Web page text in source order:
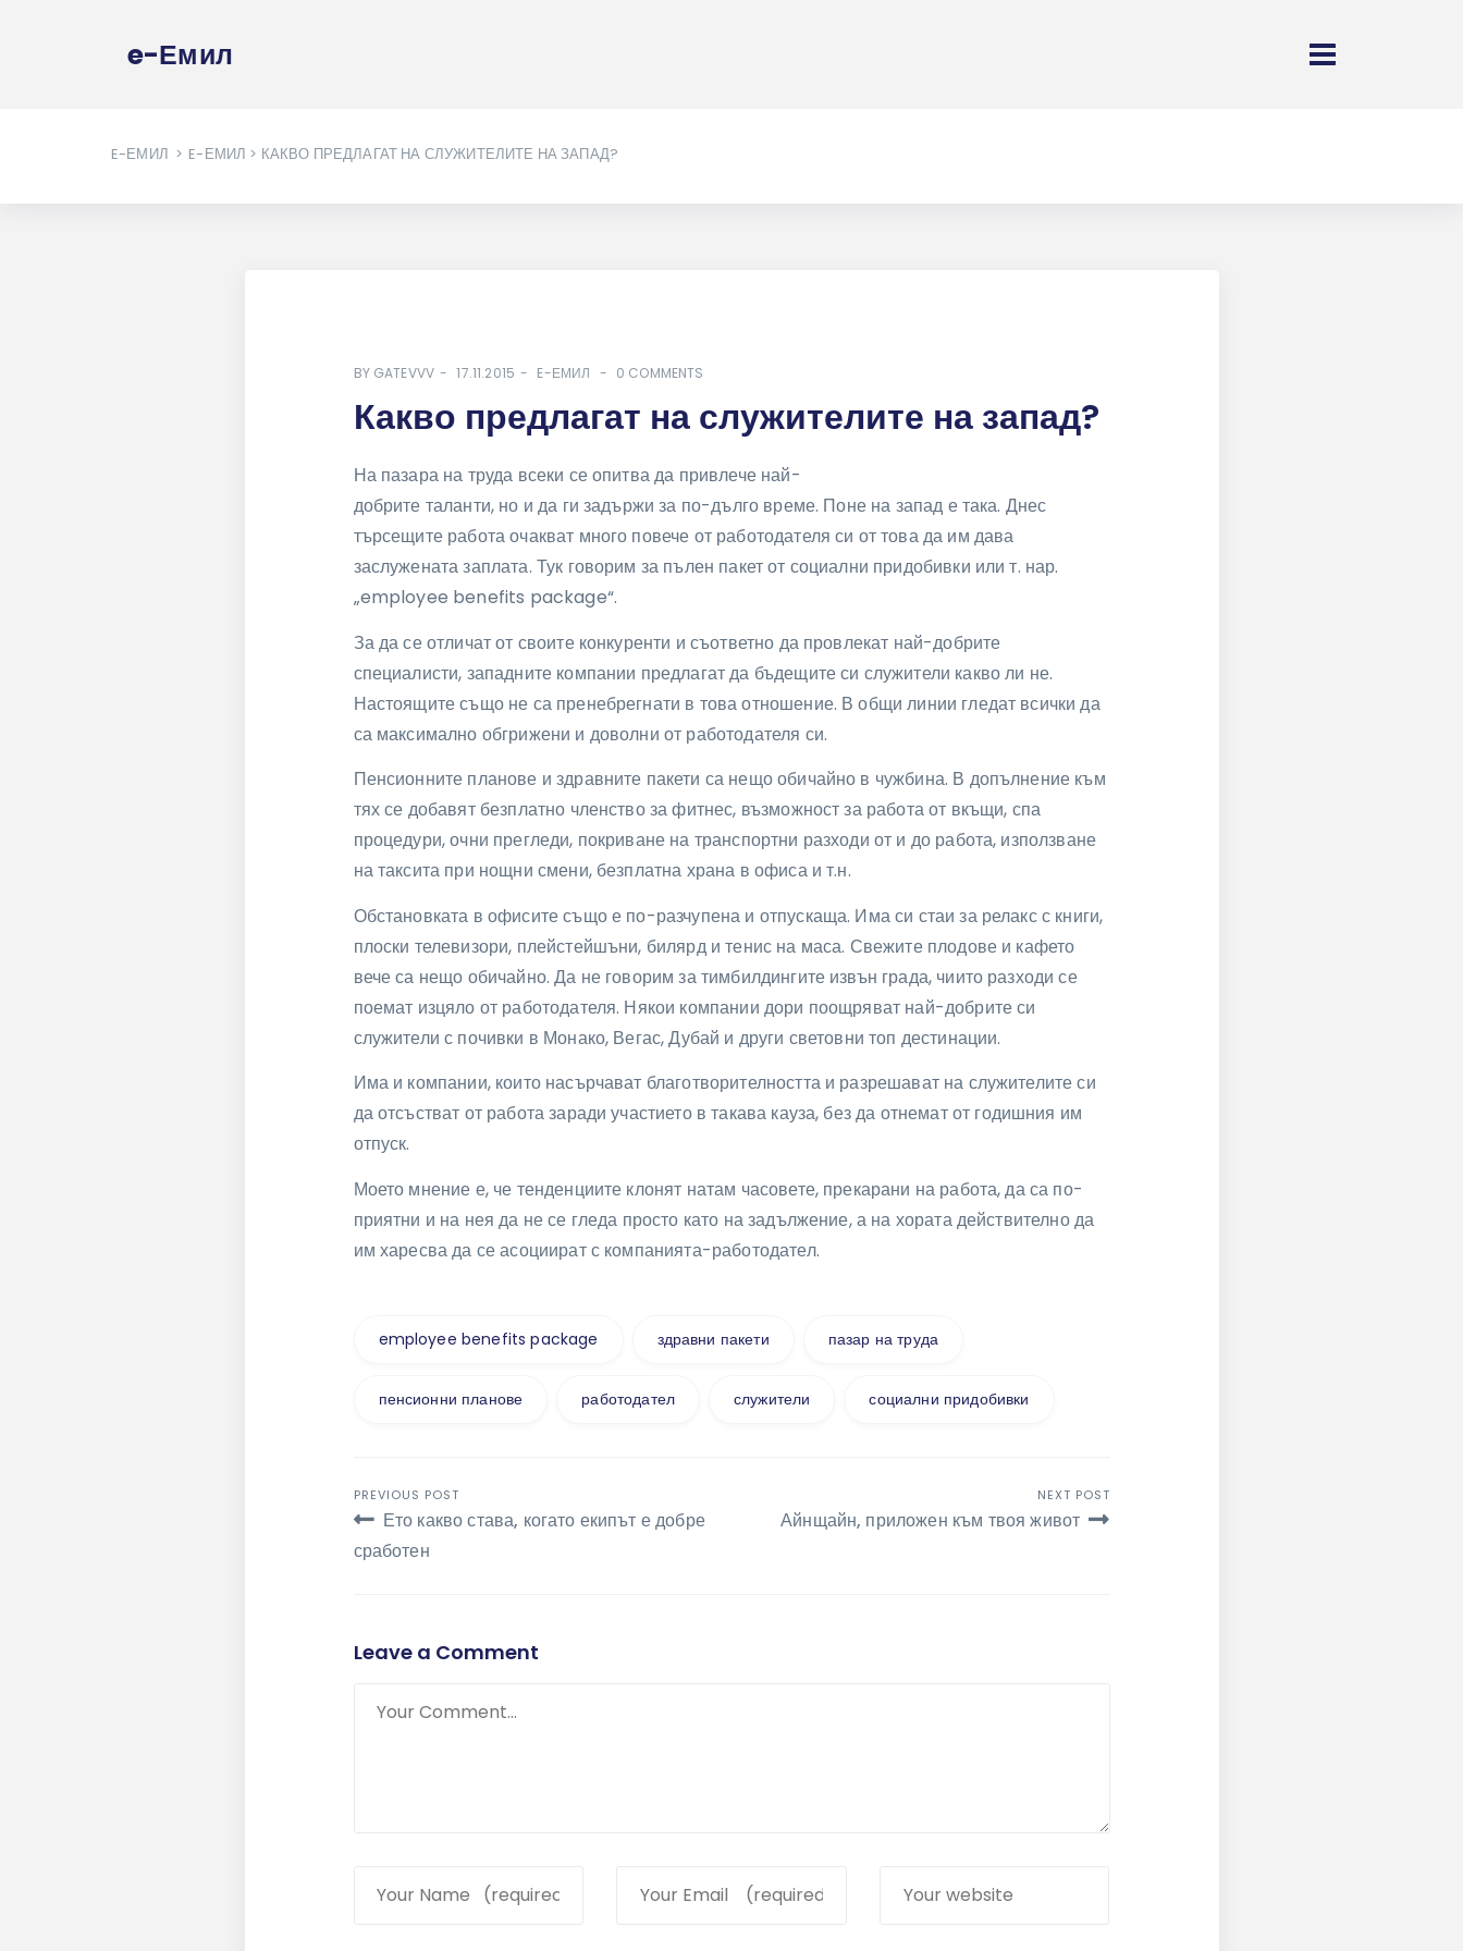
e-Емил
E-ЕМИЛ > E-ЕМИЛ > КАКВО ПРЕДЛАГАТ НА СЛУЖИТЕЛИТЕ НА ЗАПАД?
BY GATEVVV 17.11.2015 E-ЕМИЛ 0 COMMENTS
Какво предлагат на служителите на запад?
На пазара на труда всеки се опитва да привлече най-
добрите таланти, но и да ги задържи за по-дълго време. Поне на запад е така. Днес
търсещите работа очакват много повече от работодателя си от това да им дава
заслужената заплата. Тук говорим за пълен пакет от социални придобивки или т. нар.
„employee benefits package“.
За да се отличат от своите конкуренти и съответно да провлекат най-добрите
специалисти, западните компании предлагат да бъдещите си служители какво ли не.
Настоящите също не са пренебрегнати в това отношение. В общи линии гледат всички да
са максимално обгрижени и доволни от работодателя си.
Пенсионните планове и здравните пакети са нещо обичайно в чужбина. В допълнение към
тях се добавят безплатно членство за фитнес, възможност за работа от вкъщи, спа
процедури, очни прегледи, покриване на транспортни разходи от и до работа, използване
на таксита при нощни смени, безплатна храна в офиса и т.н.
Обстановката в офисите също е по-разчупена и отпускаща. Има си стаи за релакс с книги,
плоски телевизори, плейстейшъни, билярд и тенис на маса. Свежите плодове и кафето
вече са нещо обичайно. Да не говорим за тимбилдингите извън града, чиито разходи се
поемат изцяло от работодателя. Някои компании дори поощряват най-добрите си
служители с почивки в Монако, Вегас, Дубай и други световни топ дестинации.
Има и компании, които насърчават благотворителността и разрешават на служителите си
да отсъстват от работа заради участието в такава кауза, без да отнемат от годишния им
отпуск.
Моето мнение е, че тенденциите клонят натам часовете, прекарани на работа, да са по-
приятни и на нея да не се гледа просто като на задължение, а на хората действително да
им харесва да се асоциират с компанията-работодател.
employee benefits package здравни пакети пазар на труда
пенсионни планове работодател служители социални придобивки
Навигация
PREVIOUS POST
Ето какво става, когато екипът е добре
сработен
NEXT POST
Айнщайн, приложен към твоя живот
Leave a Comment